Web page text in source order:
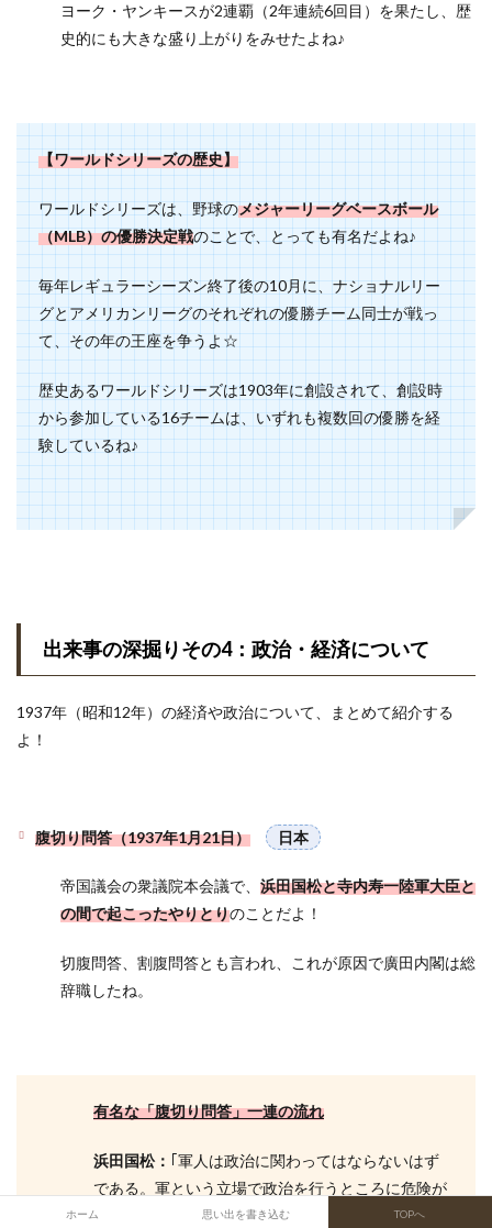
ヨーク・ヤンキースが2連覇（2年連続6回目）を果たし、歴
史的にも大きな盛り上がりをみせたよね♪
【ワールドシリーズの歴史】
ワールドシリーズは、野球のメジャーリーグベースボール
（MLB）の優勝決定戦のことで、とっても有名だよね♪
毎年レギュラーシーズン終了後の10月に、ナショナルリー
グとアメリカンリーグのそれぞれの優勝チーム同士が戦っ
て、その年の王座を争うよ☆
歴史あるワールドシリーズは1903年に創設されて、創設時
から参加している16チームは、いずれも複数回の優勝を経
験しているね♪
出来事の深掘りその4：政治・経済について
1937年（昭和12年）の経済や政治について、まとめて紹介する
よ！
腹切り問答（1937年1月21日） 日本
帝国議会の衆議院本会議で、 浜田国松と寺内寿一陸軍大臣と
の間で起こったやりとりのことだよ！
切腹問答、割腹問答とも言われ、これが原因で廣田内閣は総
辞職したね。
有名な「腹切り問答」一連の流れ
浜田国松： ｢軍人は政治に関わってはならないはず
である。軍という立場で政治を行うところに危険が
ある」
ホーム 思い出を書き込む TOPへ